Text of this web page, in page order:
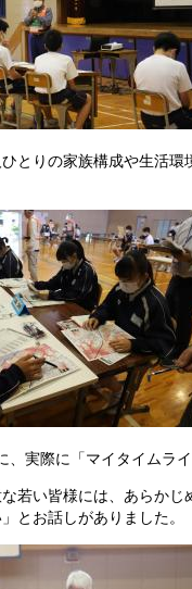
とりの家族構成や生活
実際に「マイタイムラ
若い皆様には、あらか
とお話しがありました。